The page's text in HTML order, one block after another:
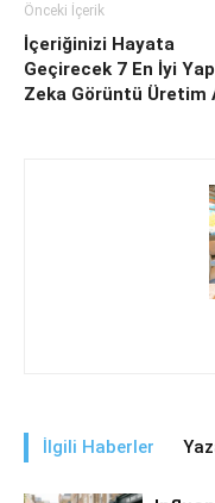
Önceki İçerik
İçeriğinizi Hayata
Geçirecek 7 En İyi
Zeka Görüntü Üretim
İlgili Haberler